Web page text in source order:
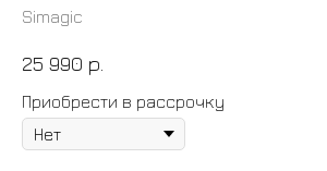
Simagic
25 990 р.
Приобрести в рассрочку